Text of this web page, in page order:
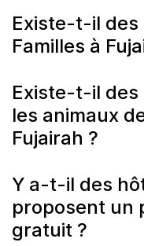
Existe-t-il des
Familles à
Existe-t-il
les animaux
Fujairah ?
Y a-t-il des
proposent un
gratuit ?